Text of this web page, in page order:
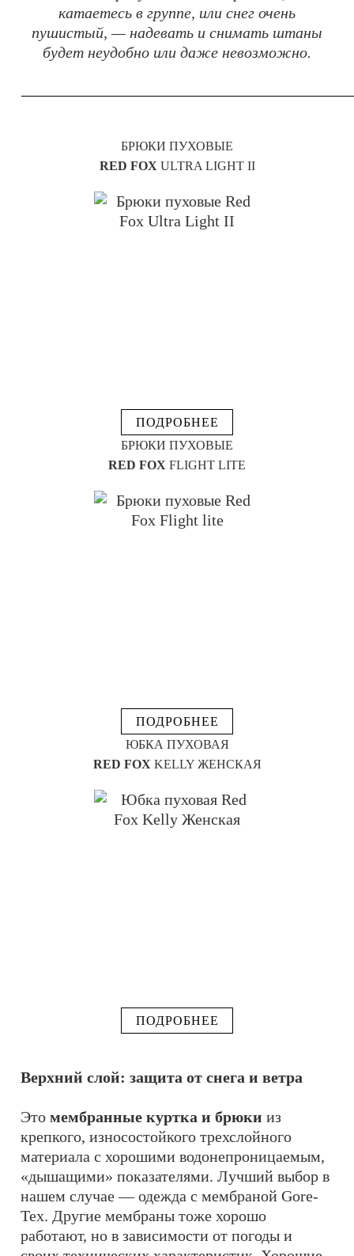
катаетесь в группе, или снег очень
пушистый, — надевать и снимать штаны
будет неудобно или даже невозможно.
БРЮКИ ПУХОВЫЕ
RED FOX ULTRA LIGHT II
ПОДРОБНЕЕ
БРЮКИ ПУХОВЫЕ
RED FOX FLIGHT LITE
ПОДРОБНЕЕ
ЮБКА ПУХОВАЯ
RED FOX KELLY ЖЕНСКАЯ
ПОДРОБНЕЕ
Верхний слой: защита от снега и ветра
Это мембранные куртка и брюки из
крепкого, износостойкого трехслойного
материала с хорошими водонепроницаемым,
«дышащими» показателями. Лучший выбор в
нашем случае — одежда с мембраной Gore-
Tex. Другие мембраны тоже хорошо
работают, но в зависимости от погоды и